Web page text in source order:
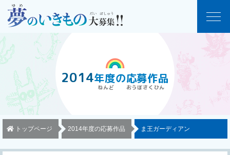
2014年度の応募作品
トップページ 2014年度の応募作品 ま王ガーディアン